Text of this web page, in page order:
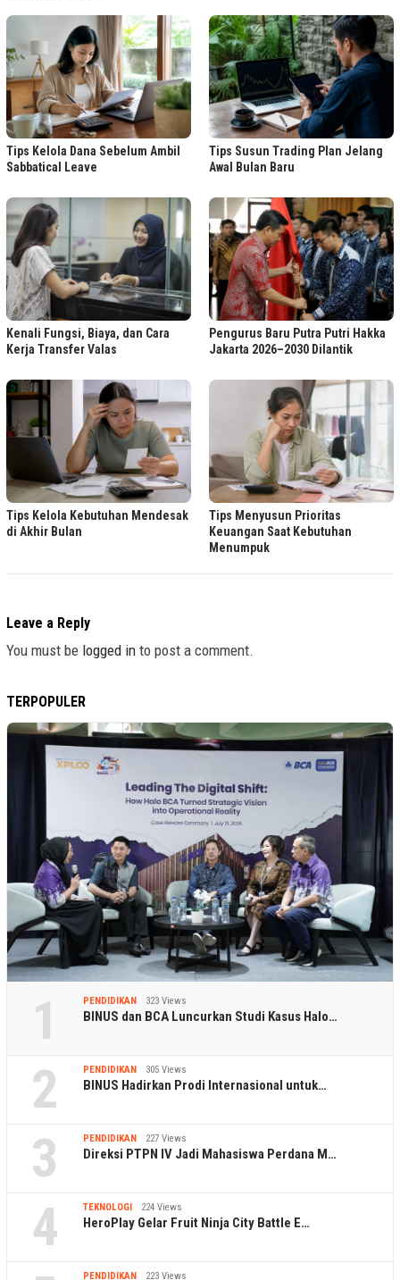
Tips Kelola Dana Sebelum Ambil
Sabbatical Leave
Tips Susun Trading Plan Jelang
Awal Bulan Baru
Kenali Fungsi, Biaya, dan Cara
Kerja Transfer Valas
Pengurus Baru Putra Putri Hakka
Jakarta 2026–2030 Dilantik
Tips Kelola Kebutuhan Mendesak
di Akhir Bulan
Tips Menyusun Prioritas
Keuangan Saat Kebutuhan
Menumpuk
Leave a Reply
You must be logged in to post a comment.
TERPOPULER
1 PENDIDIKAN 323 Views
BINUS dan BCA Luncurkan Studi Kasus Halo…
2 PENDIDIKAN 305 Views
BINUS Hadirkan Prodi Internasional untuk…
3 PENDIDIKAN 227 Views
Direksi PTPN IV Jadi Mahasiswa Perdana M…
4 TEKNOLOGI 224 Views
HeroPlay Gelar Fruit Ninja City Battle E…
PENDIDIKAN 223 Views